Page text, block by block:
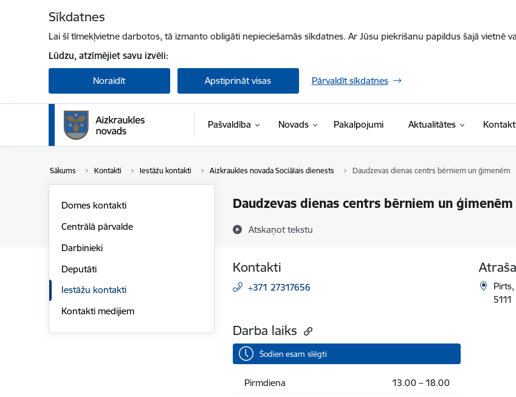
Sīkdatnes
Lai šī tīmekļvietne darbotos, tā izmanto obligāti nepieciešamās sīkdatnes. Ar Jūsu piekrišanu papildus šajā vietnē
Lūdzu, atzīmējiet savu izvēli:
Noraidīt Apstiprināt visas Pārvaldīt sīkdatnes
Pašvaldība Novads Pakalpojumi Aktualitātes
Sākums Kontakti Iestāžu kontakti Aizkraukles novada Sociālais dienests Daudzevas dienas centrs bērniem un ģimenēm
Daudzevas dienas centrs bērniem un ģimenēm
Atskaņot tekstu
Domes kontakti
Centrālā pārvalde
Darbinieki
Deputāti
Iestāžu kontakti
Kontakti medijiem
Kontakti
+371 27317656
5111
Darba laiks
Šodien esam slēgti
Pirmdiena
13.00 – 18.00